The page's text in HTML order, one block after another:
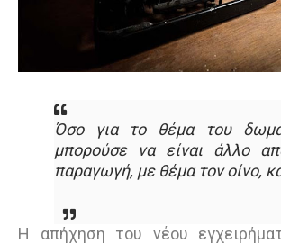
Όσο για το θέμα του
μπορούσε να είναι άλλο
παραγωγή, με θέμα τον οίνο,
Η απήχηση του νέου